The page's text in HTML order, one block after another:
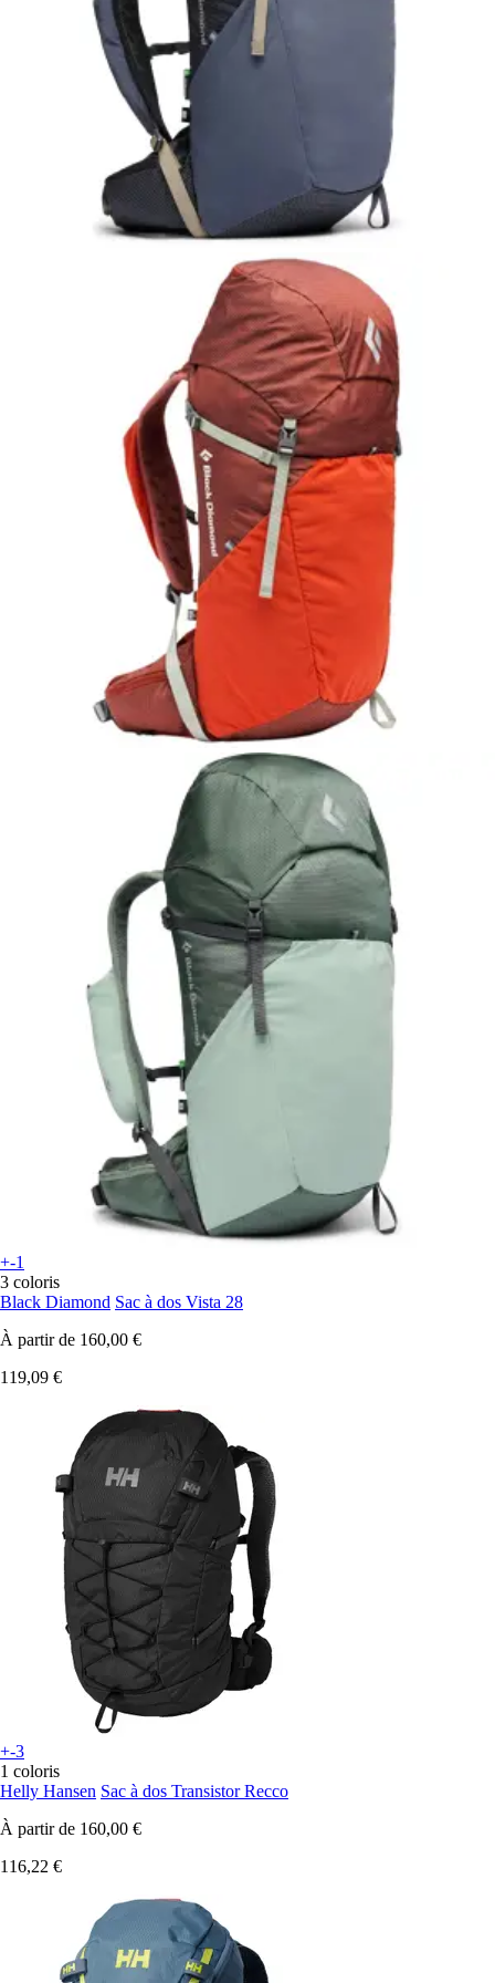
+-1
3 coloris
Black Diamond Sac à dos Vista 28
À partir de 160,00 €
119,09 €
+-3
1 coloris
Helly Hansen Sac à dos Transistor Recco
À partir de 160,00 €
116,22 €